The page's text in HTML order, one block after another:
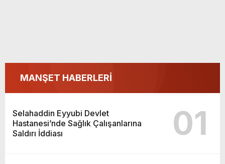
MANŞET HABERLERİ
Selahaddin Eyyubi Devlet
Hastanesi’nde Sağlık Çalışanlarına
Saldırı İddiası
01